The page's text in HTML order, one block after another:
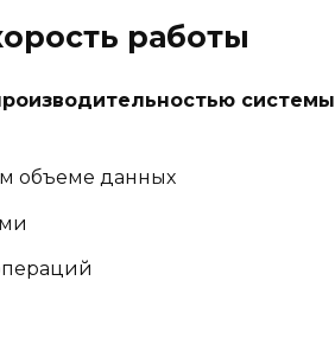
работы
системы
объеме данных